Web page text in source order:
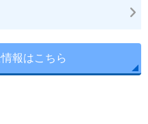
報はこちら